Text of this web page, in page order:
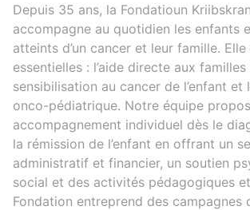
Depuis 35 ans, la Fondatioun
accompagne au quotidien les enfants
atteints d’un cancer et leur famille.
essentielles : l’aide directe aux
sensibilisation au cancer de l’enfant et
onco-pédiatrique. Notre équipe
accompagnement individuel dès le
la rémission de l’enfant en offrant un
administratif et financier, un soutien
social et des activités pédagogiques
Fondation entreprend des campagnes